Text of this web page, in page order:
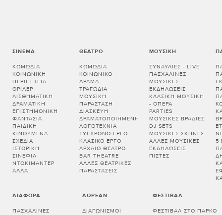
ΣΙΝΕΜΆ
ΚΩΜΩΔΊΑ
ΚΟΙΝΩΝΙΚΉ
ΠΕΡΙΠΈΤΕΙΑ
ΘΡΊΛΕΡ
ΑΙΣΘΗΜΑΤΙΚΉ
ΔΡΑΜΑΤΙΚΉ
ΕΠΙΣΤΗΜΟΝΙΚΉ
ΦΑΝΤΑΣΊΑ
ΠΑΙΔΙΚΉ
ΚΙΝΟΎΜΕΝΑ
ΣΧΈΔΙΑ
ΙΣΤΟΡΙΚΉ
ΣΙΝΕΦΊΛ
ΝΤΟΚΙΜΑΝΤΈΡ
ΆΛΛΑ
ΘΈΑΤΡΟ
ΚΩΜΩΔΊΑ
ΚΟΙΝΩΝΙΚΌ
ΔΡΆΜΑ
ΤΡΑΓΩΔΊΑ
ΜΟΥΣΙΚΉ
ΠΑΡΆΣΤΑΣΗ
ΔΙΑΣΚΕΥΉ
ΔΡΑΜΑΤΟΠΟΙΗΜΈΝΗ
ΛΟΓΟΤΕΧΝΊΑ
ΣΎΓΧΡΟΝΟ ΈΡΓΟ
ΚΛΑΣΙΚΌ ΈΡΓΟ
ΑΡΧΑΊΟ ΘΈΑΤΡΟ
BAR THEATRE
ΆΛΛΕΣ ΘΕΑΤΡΙΚΈΣ
ΠΑΡΑΣΤΆΣΕΙΣ
ΜΟΥΣΙΚΉ
ΣΥΝΑΥΛΊΕΣ - LIVE
ΠΑΣΧΑΛΙΝΈΣ
ΜΟΥΣΙΚΈΣ
ΕΚΔΗΛΏΣΕΙΣ
ΚΛΑΣΙΚΉ ΜΟΥΣΙΚΉ
- ΌΠΕΡΑ
PARTIES
ΜΟΥΣΙΚΈΣ ΒΡΑΔΙΈΣ
DJ SETS
ΜΟΥΣΙΚΈΣ ΣΚΗΝΈΣ
ΆΛΛΕΣ ΜΟΥΣΙΚΈΣ
ΕΚΔΗΛΏΣΕΙΣ
ΠΊΣΤΕΣ
5
ΔΙΆΦΟΡΑ
ΠΑΣΧΑΛΙΝΈΣ
ΔΩΡΕΆΝ
ΔΙΑΓΩΝΙΣΜΟΊ
ΦΕΣΤΙΒΆΛ
ΦΕΣΤΙΒΆΛ ΣΤΟ ΠΆΡΚΟ